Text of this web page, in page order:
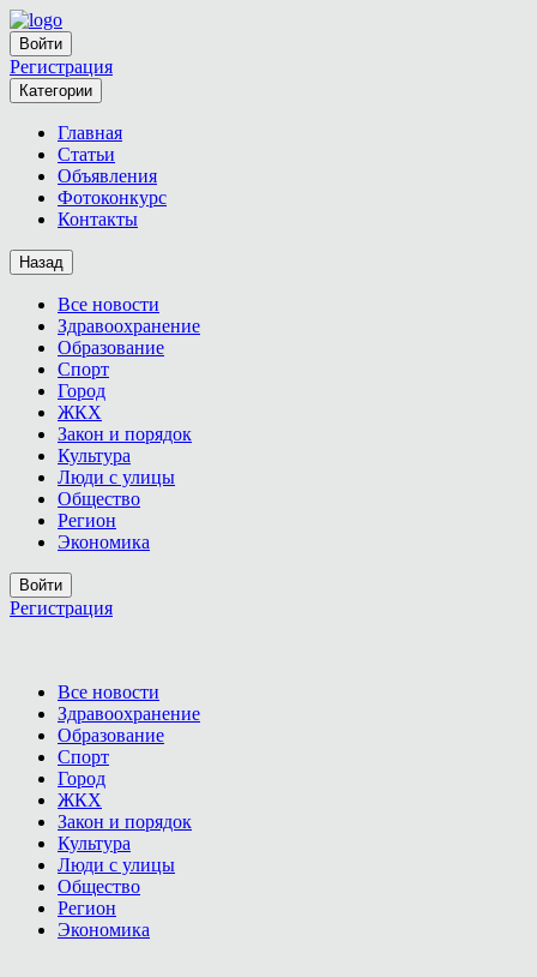
Войти
Регистрация
Категории
Главная
Статьи
Объявления
Фотоконкурс
Контакты
Назад
Все новости
Здравоохранение
Образование
Спорт
Город
ЖКХ
Закон и порядок
Культура
Люди с улицы
Общество
Регион
Экономика
Войти
Регистрация
Все новости
Здравоохранение
Образование
Спорт
Город
ЖКХ
Закон и порядок
Культура
Люди с улицы
Общество
Регион
Экономика